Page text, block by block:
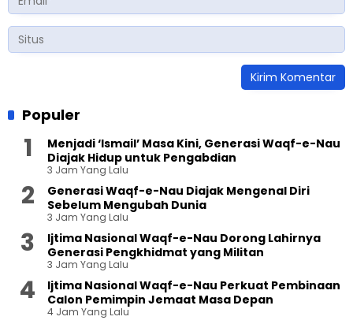
Populer
Menjadi ‘Ismail’ Masa Kini, Generasi Waqf-e-Nau
Diajak Hidup untuk Pengabdian
3 Jam Yang Lalu
Generasi Waqf-e-Nau Diajak Mengenal Diri
Sebelum Mengubah Dunia
3 Jam Yang Lalu
Ijtima Nasional Waqf-e-Nau Dorong Lahirnya
Generasi Pengkhidmat yang Militan
3 Jam Yang Lalu
Ijtima Nasional Waqf-e-Nau Perkuat Pembinaan
Calon Pemimpin Jemaat Masa Depan
4 Jam Yang Lalu